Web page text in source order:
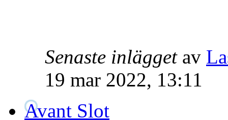
Senaste inlägget av
19 mar 2022, 13:11
Avant Slot